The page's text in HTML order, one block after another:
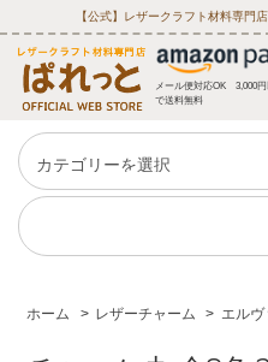
【公式】レザークラフト材料専門
メール便対応OK 3,000円
で送料無料
ホーム > レザーチャーム > エルヴ